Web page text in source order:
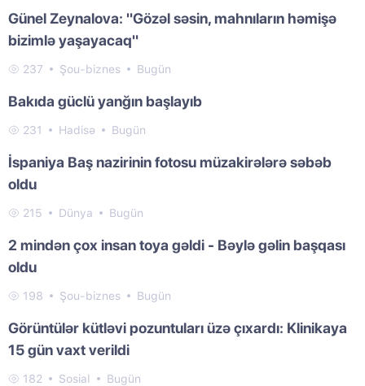
Günel Zeynalova: "Gözəl səsin, mahnıların həmişə
bizimlə yaşayacaq"
237 Şou-biznes Bugün
Bakıda güclü yanğın başlayıb
231 Hadisə Bugün
İspaniya Baş nazirinin fotosu müzakirələrə səbəb
oldu
215 Dünya Bugün
2 mindən çox insan toya gəldi - Bəylə gəlin başqası
oldu
198 Şou-biznes Bugün
Görüntülər kütləvi pozuntuları üzə çıxardı: Klinikaya
15 gün vaxt verildi
182 Sosial Bugün